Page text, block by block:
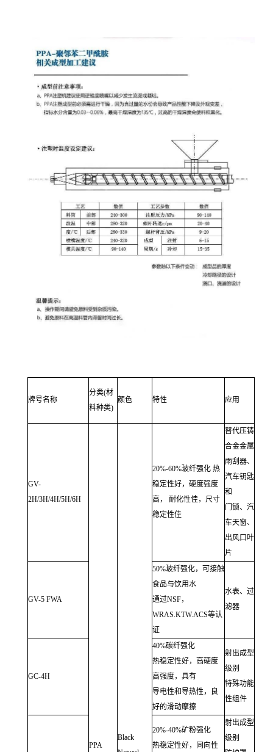
牌号名称
分类(材
料种类)
颜色 特性 应用
GV-
2H/3H/4H/5H/6H
PPA
Black
20%-60%玻纤强化 热
稳定性好，硬度强度
高， 耐化性佳，尺寸
稳定性佳
替代压铸
合金金属
雨刮器、
汽车钥匙
和
门锁、汽
车天窗、
出风口叶
片
GV-5 FWA
50%玻纤强化，可接触
食品与饮用水
通过NSF，
WRAS.KTW.ACS等认
证
水表、过
滤器
GC-4H
40%碳纤强化
热稳定性好，高硬度
高强度，具有
导电性和导热性，良
好的滑动摩擦
射出成型
级别
特殊功能
性组件
20%-40%矿粉强化
热稳定性好，同向性
射出成型
级别